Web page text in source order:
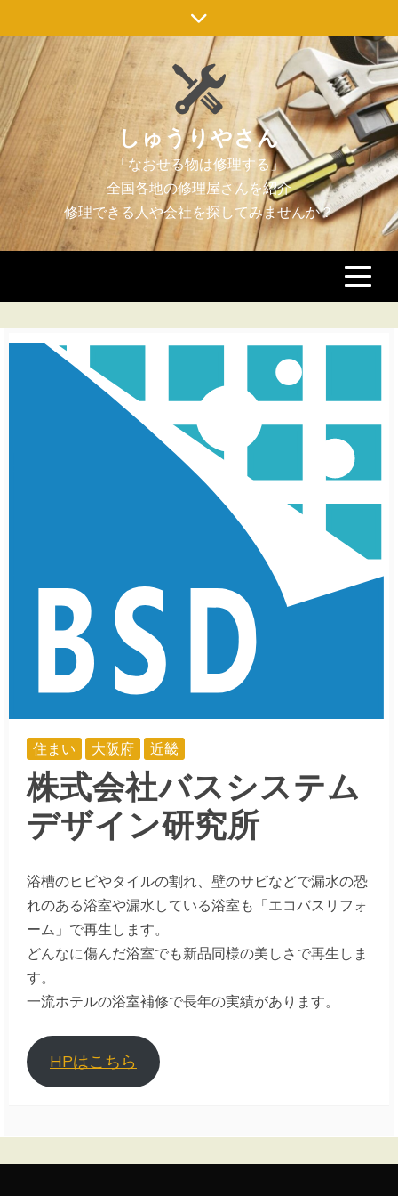
to
content
しゅうりやさん
住まい 大阪府 近畿
株式会社バスシステム
デザイン研究所
浴槽のヒビやタイルの割れ、壁のサビなどで漏水の恐
れのある浴室や漏水している浴室も「エコバスリフォ
ーム」で再生します。
どんなに傷んだ浴室でも新品同様の美しさで再生しま
す。
一流ホテルの浴室補修で長年の実績があります。
HPはこちら